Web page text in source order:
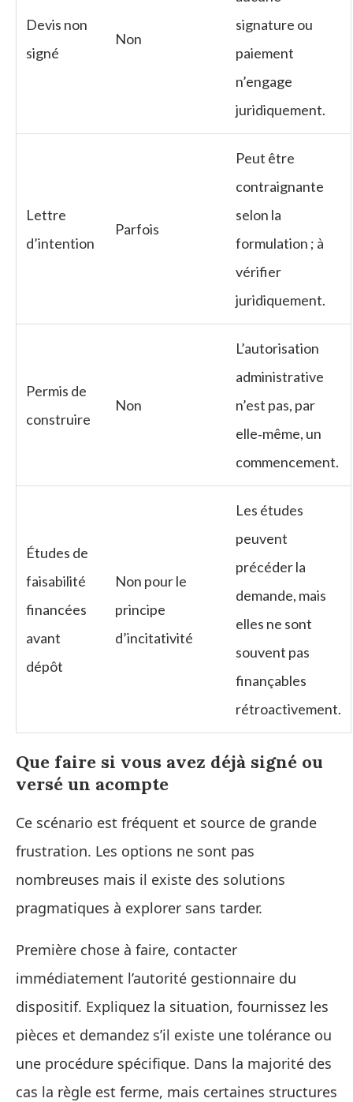
Devis non
signé
Non
signature ou
paiement
n’engage
juridiquement.
Lettre
d’intention
Parfois
Peut être
contraignante
selon la
formulation ; à
vérifier
juridiquement.
Permis de
construire
Non
L’autorisation
administrative
n’est pas, par
elle‑même, un
commencement.
Études de
faisabilité
financées
avant
dépôt
Non pour le
principe
d’incitativité
Les études
peuvent
précéder la
demande, mais
elles ne sont
souvent pas
finançables
rétroactivement.
Que faire si vous avez déjà signé ou
versé un acompte
Ce scénario est fréquent et source de grande
frustration. Les options ne sont pas
nombreuses mais il existe des solutions
pragmatiques à explorer sans tarder.
Première chose à faire, contacter
immédiatement l’autorité gestionnaire du
dispositif. Expliquez la situation, fournissez les
pièces et demandez s’il existe une tolérance ou
une procédure spécifique. Dans la majorité des
cas la règle est ferme, mais certaines structures